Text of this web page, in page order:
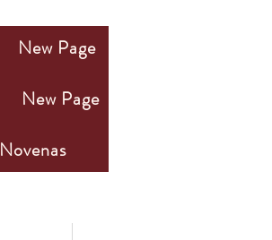
New Page
New Page
Novenas